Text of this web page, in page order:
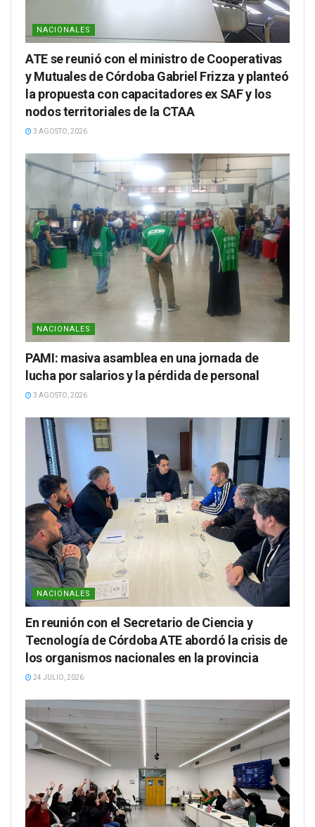
NACIONALES
ATE se reunió con el ministro de Cooperativas
y Mutuales de Córdoba Gabriel Frizza y planteó
la propuesta con capacitadores ex SAF y los
nodos territoriales de la CTAA
3 AGOSTO, 2026
NACIONALES
PAMI: masiva asamblea en una jornada de
lucha por salarios y la pérdida de personal
3 AGOSTO, 2026
NACIONALES
En reunión con el Secretario de Ciencia y
Tecnología de Córdoba ATE abordó la crisis de
los organismos nacionales en la provincia
24 JULIO, 2026